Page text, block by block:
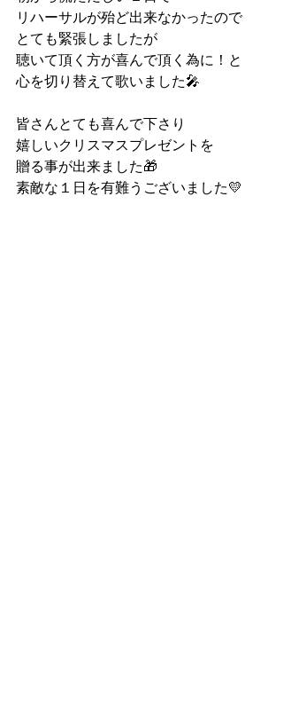
リハーサルが殆ど出来なかったので
とても緊張しましたが
聴いて頂く方が喜んで頂く為に！と
心を切り替えて歌いました🎤
皆さんとても喜んで下さり
嬉しいクリスマスプレゼントを
贈る事が出来ました🎁
素敵な１日を有難うございました💛